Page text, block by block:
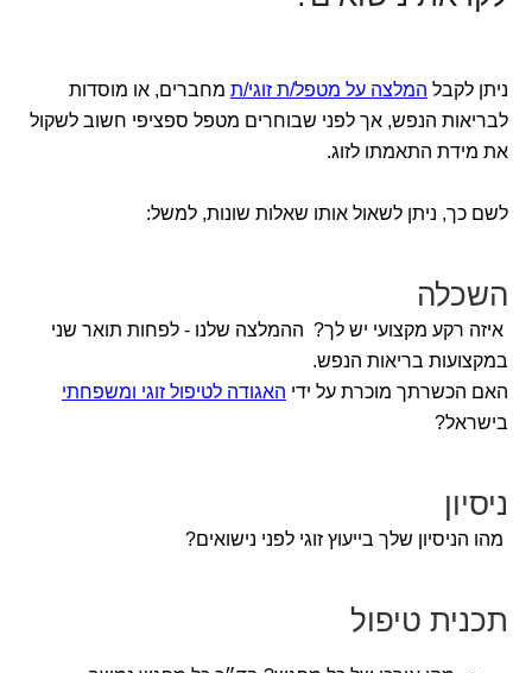
ניתן לקבל המלצה על מטפל/ת זוגי/ת מחברים, או מוסדות
לבריאות הנפש, אך לפני שבוחרים מטפל ספציפי חשוב לשקול
את מידת התאמתו לזוג.
לשם כך, ניתן לשאול אותו שאלות שונות, למשל:
השכלה
איזה רקע מקצועי יש לך? ההמלצה שלנו - לפחות תואר שני
במקצועות בריאות הנפש.
האם הכשרתך מוכרת על ידי האגודה לטיפול זוגי ומשפחתי
בישראל?
ניסיון
מהו הניסיון שלך בייעוץ זוגי לפני נישואים?
תכנית טיפול